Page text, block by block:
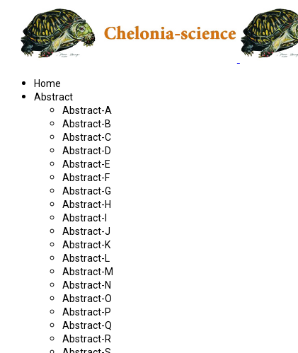
Home
Abstract
Abstract-A
Abstract-B
Abstract-C
Abstract-D
Abstract-E
Abstract-F
Abstract-G
Abstract-H
Abstract-I
Abstract-J
Abstract-K
Abstract-L
Abstract-M
Abstract-N
Abstract-O
Abstract-P
Abstract-Q
Abstract-R